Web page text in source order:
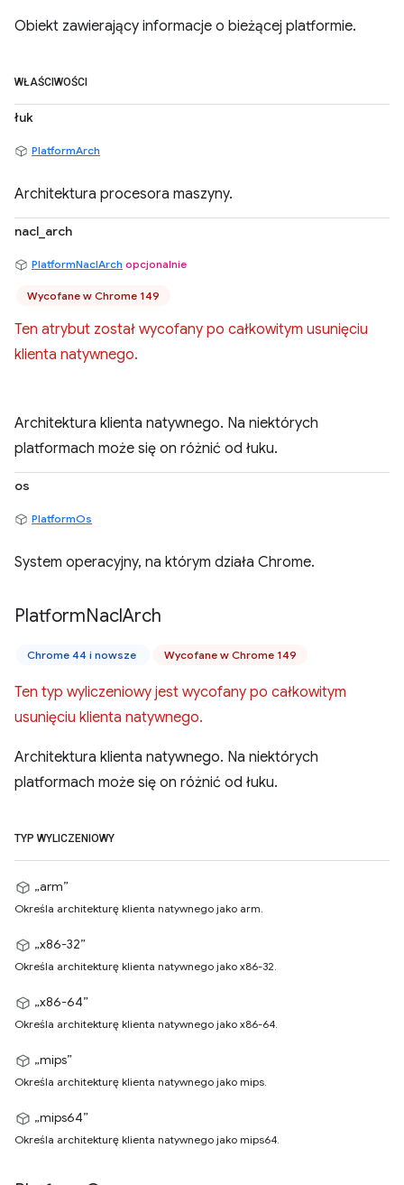
Obiekt zawierający informacje o bieżącej platformie.
WŁAŚCIWOŚCI
łuk
PlatformArch
Architektura procesora maszyny.
nacl_arch
PlatformNaclArch opcjonalnie
Wycofane w Chrome 149
Ten atrybut został wycofany po całkowitym usunięciu
klienta natywnego.
Architektura klienta natywnego. Na niektórych
platformach może się on różnić od łuku.
os
PlatformOs
System operacyjny, na którym działa Chrome.
PlatformNaclArch
Chrome 44 i nowsze Wycofane w Chrome 149
Ten typ wyliczeniowy jest wycofany po całkowitym
usunięciu klienta natywnego.
Architektura klienta natywnego. Na niektórych
platformach może się on różnić od łuku.
TYP WYLICZENIOWY
„arm”
Określa architekturę klienta natywnego jako arm.
„x86-32”
Określa architekturę klienta natywnego jako x86-32.
„x86-64”
Określa architekturę klienta natywnego jako x86-64.
„mips”
Określa architekturę klienta natywnego jako mips.
„mips64”
Określa architekturę klienta natywnego jako mips64.